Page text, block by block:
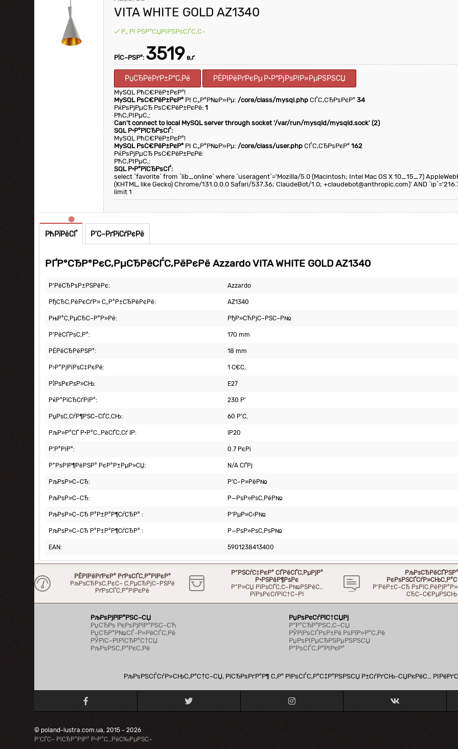
VITA WHITE GOLD AZ1340
Р„ РІ РЅР°СЏРІРЅРѕСЃС‚С–
Р¦С–РЅР°: 3519 в‚ґ
РџСЂРёРґР±Р°С‚Рё РЁРІРёРґРєРµ Р·Р°РјРѕРІР»РµРЅРЅСЏ
MySQL РћС€РёР±РєР°!
MySQL РѕС€РёР±РєР° РІ С„Р°Р№Р»Рµ:/core/class/mysql.php СЃС‚СЂРѕРєР°34
РќРѕРјРµСЂ РѕС€РёР±РєРё:1
РћС‚РІРµС‚:
Can't connect to local MySQL server through socket '/var/run/mysqld/mysqld.sock' (2)
SQL Р·Р°РїСЂРѕСЃ:
MySQL РћС€РёР±РєР°!
MySQL РѕС€РёР±РєР° РІ С„Р°Р№Р»Рµ:/core/class/user.php СЃС‚СЂРѕРєР°162
РќРѕРјРµСЂ РѕС€РёР±РєРё:
РћС‚РІРµС‚:
SQL Р·Р°РїСЂРѕСЃ:
select `favorite` from `lib_online` where `useragent`='Mozilla/5.0 (Macintosh; Intel Mac OS X 10_15_7)
(KHTML, like Gecko) Chrome/131.0.0.0 Safari/537.36; ClaudeBot/1.0; +claudebot@anthropic.com)' AND
limit 1
РћРїРёСЃ Р’С–РґРіСѓРєРё
РҐР°СЂР°РєС‚РµСЂРёСЃС‚РёРєРё Azzardo VITA WHITE GOLD AZ1340
Р’РёСЂРѕР±РЅРёРє: Azzardo
РђСЂС‚РёРєСѓР» С„Р°Р±СЂРёРєРё: AZ1340
РњР°С‚РµСЂС–Р°Р»Рё: РђР»СЋРјС–РЅС–Р№
Р’РёСЃРѕС‚Р°: 170 mm
РЁРёСЂРёРЅР°: 18 mm
Р›Р°РјРїРѕС‡РєРё: 1 С€С‚
Р¦РѕРєРѕР»СЊ: E27
РќР°РїСЂСѓРіР°: 230 Р’
РџРѕС‚СѓР¶РЅС–СЃС‚СЊ: 60 Р’С‚
РљР»Р°СЃ Р·Р°С…РёСЃС‚Сѓ IP: IP20
Р’Р°РіР°: 0.7 РєРі
Р”РѕРІР¶РёРЅР° РєР°Р±РµР»СЏ: N/A СЃРј
РљРѕР»С–СЂ: Р‘С–Р»РёР№
РљРѕР»С–СЂ: Р—РѕР»РѕС‚РёР№
РљРѕР»С–СЂ Р°Р±Р°Р¶СѓСЂР° : Р‘РµР»С‹Р№
РљРѕР»С–СЂ Р°Р±Р°Р¶СѓСЂР° : Р—РѕР»РѕС‚РѕР№
EAN: 5901238413400
РЁРІРёРґРєР° РґРѕСЃС‚Р°РІРєР°
РљРѕСЂРѕС‚РєС– С‚РµСЂРјС–РЅРё
РґРѕСЃС‚Р°РІРєРё
Р“РЅСѓС‡РєР° СЃРёСЃС‚РµРјР°
Р·РЅРёР¶РѕРє
Р”Р»СЏ РїРѕСЃС‚С–Р№РЅРёС…
РїРѕРєСѓРїС†С–РІ
РљРѕСЂРёСЃРЅР°
Р’РёР±С–СЂ
СЂС–С€РµРЅСЊ
РљРѕРјРїР°РЅС–СЏ
РџСЂРѕ РєРѕРјРїР°РЅС–СЋ
РџСЂР°Р№СЃ-Р»РёСЃС‚Рё
РЎРїС–РІРїСЂР°С†СЏ
РљРѕРЅС‚Р°РєС‚Рё
РџРѕРєСѓРїС†СЏРј
Р“Р°СЂР°РЅС‚С–СЏ
РЎРїРѕСЃРѕР±Рё РѕРїР»Р°С‚Рё
РџРѕРІРµСЂРЅРµРЅРЅСЏ
Р”РѕСЃС‚Р°РІРєР°
РљРѕРЅСЃСѓР»СЊС‚Р°С†С–СЏ, РїСЂРѕРґР°Р¶ С‚Р° РїРѕСЃС‚Р°С‡Р°РЅРЅСЏ Р±СѓРґСЊ-СЏРєРёС…
© poland-lustra.com.ua, 2015 - 2026
Р’СЃС– РїСЂР°РІР° Р·Р°С…РёС‰РµРЅС–